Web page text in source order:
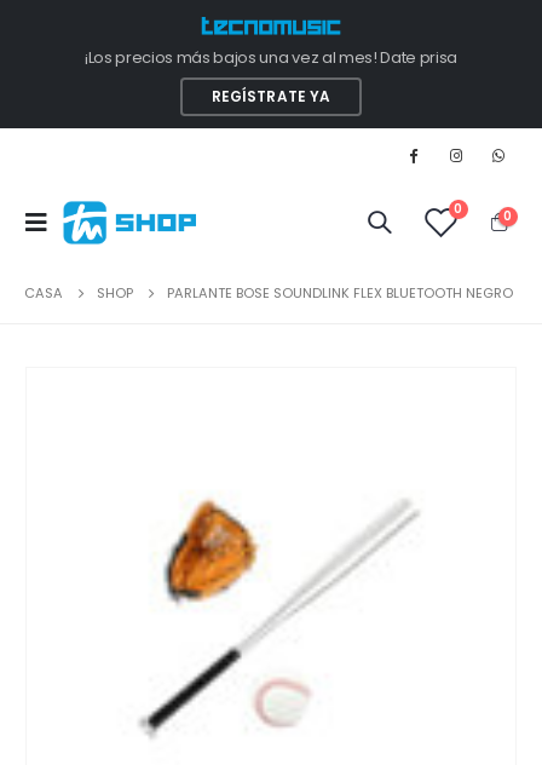
¡Los precios más bajos una vez al mes! Date prisa
REGÍSTRATE YA
0 0
CASA SHOP PARLANTE BOSE SOUNDLINK FLEX BLUETOOTH NEGRO